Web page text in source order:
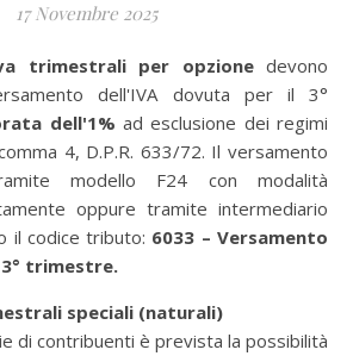
17 Novembre 2025
trimestrali per opzionedevono
dell'IVA dovuta per il 3°
dell'1%ad esclusione dei regimi
4, D.P.R. 633/72. Il versamento
modello F24 con modalità
oppure tramite intermediario
il codice tributo: 6033 – Versamento
trimestre.
speciali (naturali)
di contribuenti è prevista la possibilità